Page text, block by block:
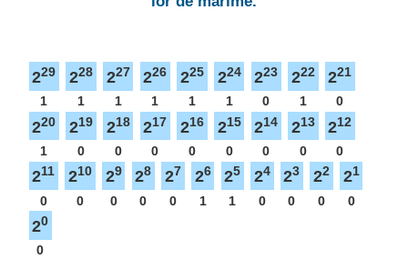
229
1
228
1
227
1
226
1
225
1
224
1
223
0
222
1
221
0
220
1
219
0
218
0
217
0
216
0
215
0
214
0
213
0
212
0
211
0
210
0
29
0
28
0
27
0
26
1
25
1
24
0
23
0
22
0
21
0
20
0